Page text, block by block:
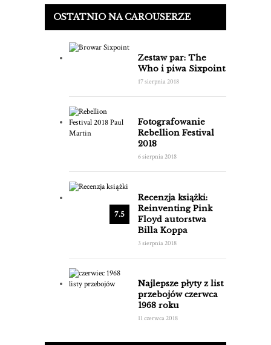
OSTATNIO NA CAROUSERZE
Zestaw par: The
Who i piwa Sixpoint
17 sierpnia 2018
Fotografowanie
Rebellion Festival
2018
6 sierpnia 2018
7.5
Recenzja książki:
Reinventing Pink
Floyd autorstwa
Billa Koppa
3 sierpnia 2018
Najlepsze płyty z list
przebojów czerwca
1968 roku
11 czerwca 2018